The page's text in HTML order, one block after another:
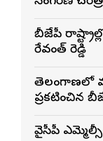
బీజేపీ
రేవంత్ రెడ్డి
తెలంగాణలో
ప్రకటించిన
వైసీపీ